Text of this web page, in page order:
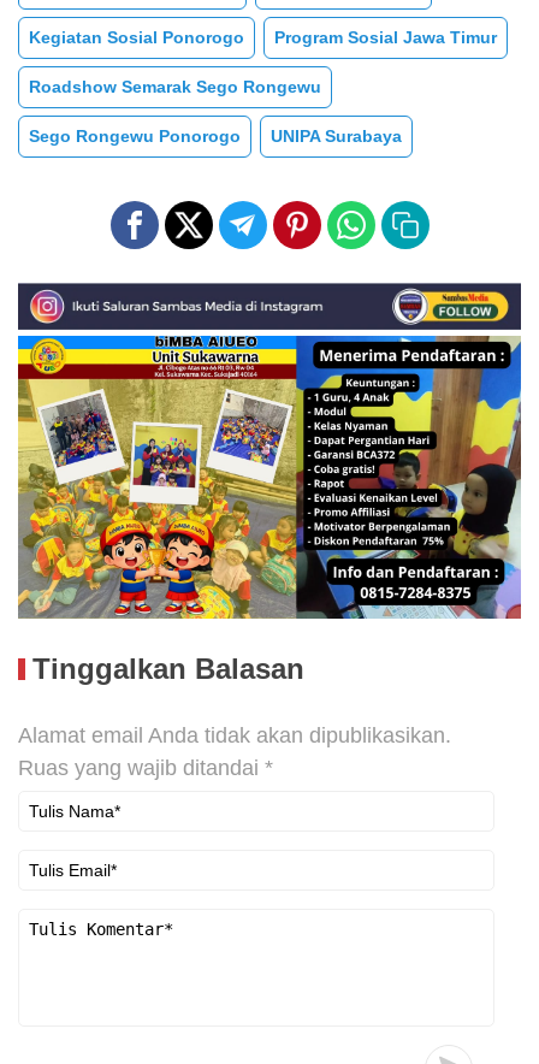
Kegiatan Sosial Ponorogo Program Sosial Jawa Timur
Roadshow Semarak Sego Rongewu
Sego Rongewu Ponorogo UNIPA Surabaya
Tinggalkan Balasan
Alamat email Anda tidak akan dipublikasikan.
Ruas yang wajib ditandai *